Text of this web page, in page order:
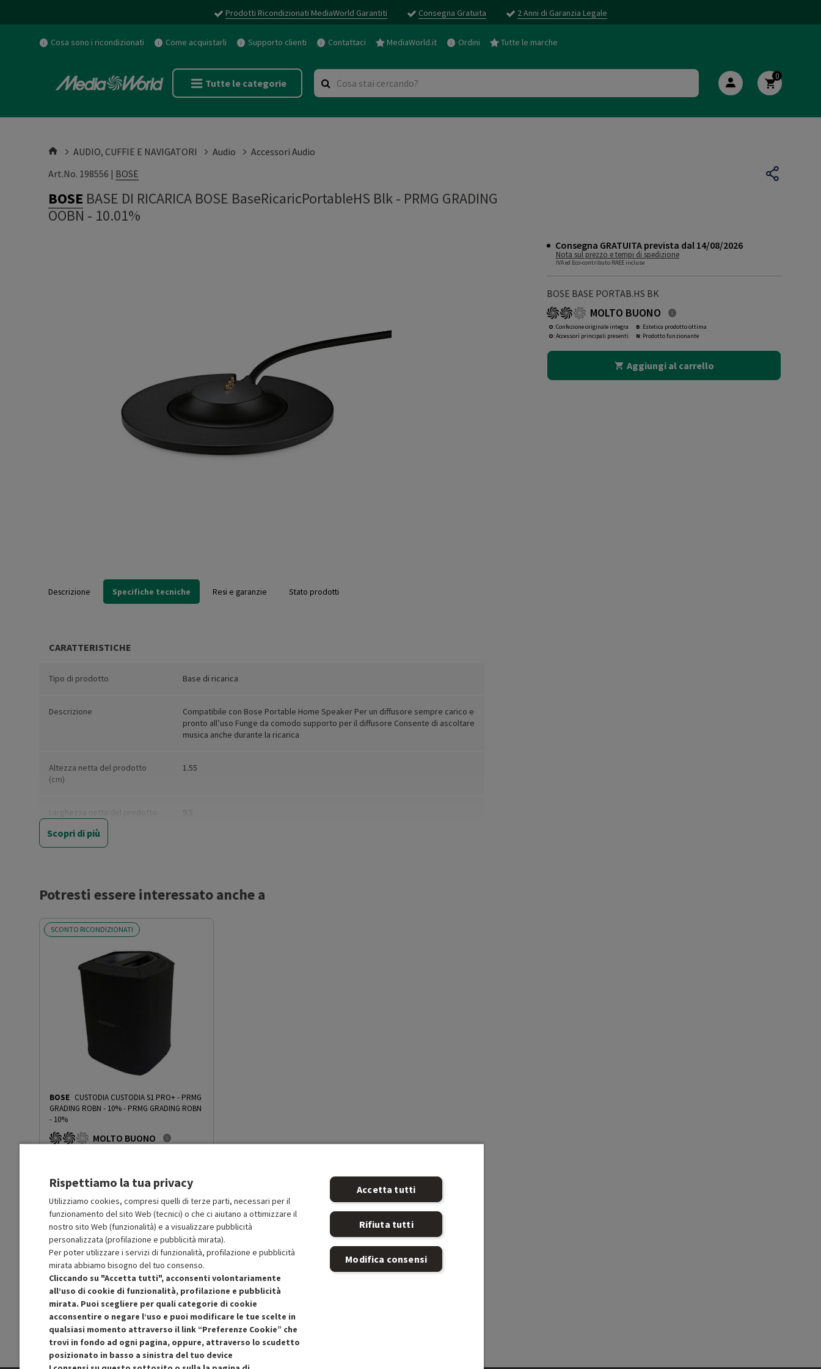
Prodotti Ricondizionati MediaWorld Garantiti Consegna Gratuita 2 Anni di Garanzia Legale
Cosa sono i ricondizionati Come acquistarli Supporto clienti Contattaci MediaWorld.it Ordini Tutte le marche
Tutte le categorie
0
AUDIO, CUFFIE E NAVIGATORI Audio
Accessori Audio
Art.No. 198556 | BOSE
BOSE BASE DI RICARICA BOSE BaseRicaricPortableHS Blk- PRMG GRADING
OOBN - 10.01%
Consegna GRATUITA prevista dal 14/08/2026
Nota sul prezzo e tempi di spedizione
IVA ed Eco-contributo RAEE incluse
BOSE BASE PORTAB.HS BK
MOLTO BUONO
O: Confezione originale integra
O: Accessori principali presenti
B: Estetica prodotto ottima
N: Prodotto funzionante
Aggiungi al carrello
Descrizione Specifiche tecniche Resi e garanzie Stato prodotti
CARATTERISTICHE
Tipo di prodotto Base di ricarica
Descrizione
Compatibile con Bose Portable Home Speaker Per un diffusore sempre carico e
pronto all’uso Funge da comodo supporto per il diffusore Consente di ascoltare
musica anche durante la ricarica
Altezza netta del prodotto
(cm)
1.55
9.5
Peso netto del prodotto (kg) 2.61
Scopri di più
Potresti essere interessato anche a
SCONTO RICONDIZIONATI
BOSE CUSTODIA CUSTODIA S1 PRO+ - PRMG
GRADING ROBN - 10%- PRMG GRADING ROBN
- 10%
MOLTO BUONO
N: Prodotto funzionante
Prodotto Nuovo 59.90 -10%
Ricondizionato Prezzo ridotto da
53.91a-29.99%
In Promozione 37.74
Aggiungi al carrello
SCONTO RICONDIZIONATI
Approfitta dello sconto del 30% sul prodotto
ricondizionato.
Rispettiamo la tua privacy
Utilizziamo cookies, compresi quelli di terze parti, necessari per il
funzionamento del sito Web (tecnici) o che ci aiutano a ottimizzare il
nostro sito Web (funzionalità) e a visualizzare pubblicità
personalizzata (profilazione e pubblicità mirata).
Per poter utilizzare i servizi di funzionalità, profilazione e pubblicità
mirata abbiamo bisogno del tuo consenso.
Cliccando su "Accetta tutti", acconsenti volontariamente
all’uso di cookie di funzionalità, profilazione e pubblicità
mirata. Puoi scegliere per quali categorie di cookie
acconsentire o negare l’uso e puoi modificare le tue scelte in
qualsiasi momento attraverso il link “Preferenze Cookie” che
trovi in fondo ad ogni pagina, oppure, attraverso lo scudetto
posizionato in basso a sinistra del tuo device
Accetta tutti
Rifiuta tutti
Modifica consensi